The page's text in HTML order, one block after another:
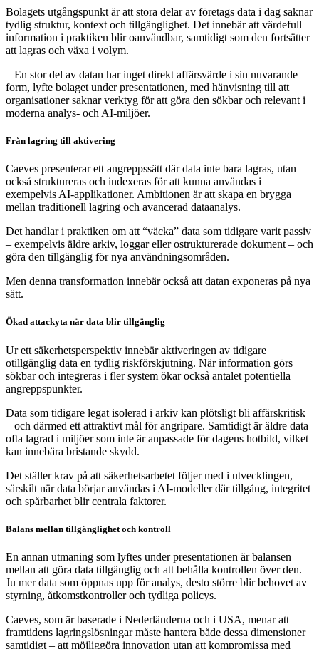
Bolagets utgångspunkt är att stora delar av företags data i dag saknar
tydlig struktur, kontext och tillgänglighet. Det innebär att värdefull
information i praktiken blir oanvändbar, samtidigt som den fortsätter
att lagras och växa i volym.
– En stor del av datan har inget direkt affärsvärde i sin nuvarande
form, lyfte bolaget under presentationen, med hänvisning till att
organisationer saknar verktyg för att göra den sökbar och relevant i
moderna analys- och AI-miljöer.
Från lagring till aktivering
Caeves presenterar ett angreppssätt där data inte bara lagras, utan
också struktureras och indexeras för att kunna användas i
exempelvis AI-applikationer. Ambitionen är att skapa en brygga
mellan traditionell lagring och avancerad dataanalys.
Det handlar i praktiken om att “väcka” data som tidigare varit passiv
– exempelvis äldre arkiv, loggar eller ostrukturerade dokument – och
göra den tillgänglig för nya användningsområden.
Men denna transformation innebär också att datan exponeras på nya
sätt.
Ökad attackyta när data blir tillgänglig
Ur ett säkerhetsperspektiv innebär aktiveringen av tidigare
otillgänglig data en tydlig riskförskjutning. När information görs
sökbar och integreras i fler system ökar också antalet potentiella
angreppspunkter.
Data som tidigare legat isolerad i arkiv kan plötsligt bli affärskritisk
– och därmed ett attraktivt mål för angripare. Samtidigt är äldre data
ofta lagrad i miljöer som inte är anpassade för dagens hotbild, vilket
kan innebära bristande skydd.
Det ställer krav på att säkerhetsarbetet följer med i utvecklingen,
särskilt när data börjar användas i AI-modeller där tillgång, integritet
och spårbarhet blir centrala faktorer.
Balans mellan tillgänglighet och kontroll
En annan utmaning som lyftes under presentationen är balansen
mellan att göra data tillgänglig och att behålla kontrollen över den.
Ju mer data som öppnas upp för analys, desto större blir behovet av
styrning, åtkomstkontroller och tydliga policys.
Caeves, som är baserade i Nederländerna och i USA, menar att
framtidens lagringslösningar måste hantera både dessa dimensioner
samtidigt – att möjliggöra innovation utan att kompromissa med